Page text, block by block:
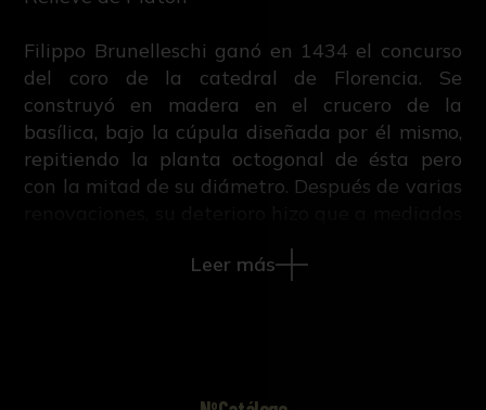
Filippo Brunelleschi ganó en 1434 el concurso
del coro de la catedral de Florencia. Se
construyó en madera en el crucero de la
basílica, bajo la cúpula diseñada por él mismo,
repitiendo la planta octogonal de ésta pero
con la mitad de su diámetro. Después de varias
patrocinara la construcción de un nuevo coro
respetaron la estructura octogonal concebida
Leer más